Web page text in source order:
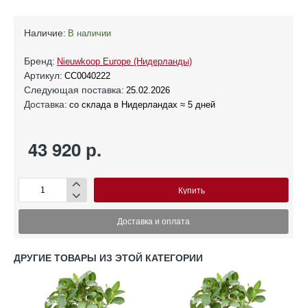
Наличие: В наличии
Бренд: Nieuwkoop Europe (Нидерланды)
Артикул: CC0040222
Следующая поставка: 25.02.2026
Доставка: со склада в Нидерландах ≈ 5 дней
43 920 р.
Купить
Доставка и оплата
ДРУГИЕ ТОВАРЫ ИЗ ЭТОЙ КАТЕГОРИИ